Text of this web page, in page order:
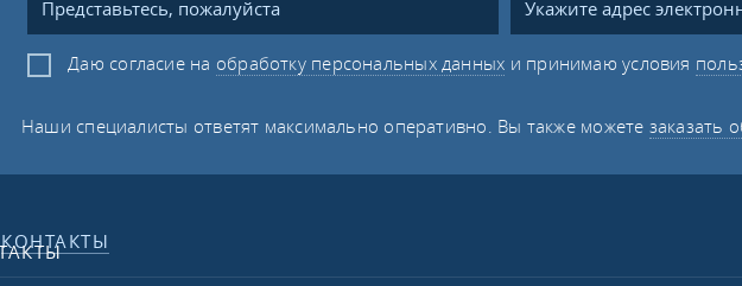
Даю согласие на обработку персональных данных и принимаю условия
Наши специалисты ответят максимально оперативно. Вы также можете заказать
КОНТАКТЫ